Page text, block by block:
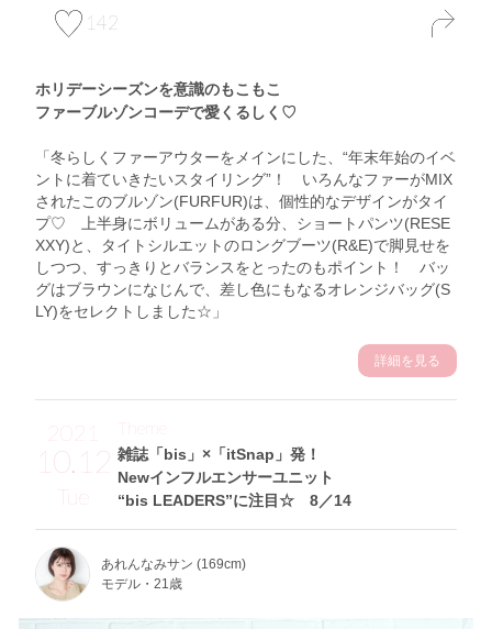
142
ホリデーシーズンを意識のもこもこ
ファーブルゾンコーデで愛くるしく♡
「冬らしくファーアウターをメインにした、“年末年始のイベ
ントに着ていきたいスタイリング”！ いろんなファーがMIX
されたこのブルゾン(FURFUR)は、個性的なデザインがタイ
プ♡ 上半身にボリュームがある分、ショートパンツ(RESE
XXY)と、タイトシルエットのロングブーツ(R&E)で脚見せを
しつつ、すっきりとバランスをとったのもポイント！ バッ
グはブラウンになじんで、差し色にもなるオレンジバッグ(S
LY)をセレクトしました☆」
詳細を見る
10.12
Tue
雑誌「bis」×「itSnap」発！
Newインフルエンサーユニット
“bis LEADERS”に注目☆ 8／14
Theme
あれんなみサン (169cm)
モデル・21歳